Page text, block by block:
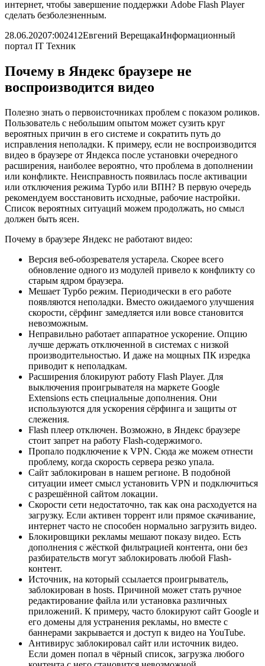
интернет, чтобы завершение поддержки Adobe Flash Player
сделать безболезненным.
28.06.20207:002412Евгений ВерещакаИнформационный
портал IT Техник
Почему в Яндекс браузере не
воспроизводится видео
Полезно знать о первоисточниках проблем с показом роликов.
Пользователь с небольшим опытом может сузить круг
вероятных причин в его системе и сократить путь до
исправления неполадки. К примеру, если не воспроизводится
видео в браузере от Яндекса после установки очередного
расширения, наиболее вероятно, что проблема в дополнении
или конфликте. Неисправность появилась после активации
или отключения режима Турбо или ВПН? В первую очередь
рекомендуем восстановить исходные, рабочие настройки.
Список вероятных ситуаций можем продолжать, но смысл
должен быть ясен.
Почему в браузере Яндекс не работают видео:
Версия веб-обозревателя устарела. Скорее всего
обновление одного из модулей привело к конфликту со
старым ядром браузера.
Мешает Турбо режим. Периодически в его работе
появляются неполадки. Вместо ожидаемого улучшения
скорости, сёрфинг замедляется или вовсе становится
невозможным.
Неправильно работает аппаратное ускорение. Опцию
лучше держать отключенной в системах с низкой
производительностью. И даже на мощных ПК изредка
приводит к неполадкам.
Расширения блокируют работу Flash Player. Для
выключения проигрывателя на маркете Google
Extensions есть специальные дополнения. Они
используются для ускорения сёрфинга и защиты от
слежения.
Flash плеер отключен. Возможно, в Яндекс браузере
стоит запрет на работу Flash-содержимого.
Пропало подключение к VPN. Сюда же можем отнести
проблему, когда скорость сервера резко упала.
Сайт заблокирован в нашем регионе. В подобной
ситуации имеет смысл установить VPN и подключиться
с разрешённой сайтом локации.
Скорости сети недостаточно, так как она расходуется на
загрузку. Если активен торрент или прямое скачивание,
интернет часто не способен нормально загрузить видео.
Блокировщики рекламы мешают показу видео. Есть
дополнения с жёсткой фильтрацией контента, они без
разбирательств могут заблокировать любой Flash-
контент.
Источник, на который ссылается проигрыватель,
заблокирован в hosts. Причиной может стать ручное
редактирование файла или установка различных
приложений. К примеру, часто блокируют сайт Google и
его домены для устранения рекламы, но вместе с
баннерами закрывается и доступ к видео на YouTube.
Антивирус заблокировал сайт или источник видео.
Если домен попал в чёрный список, загрузка любого